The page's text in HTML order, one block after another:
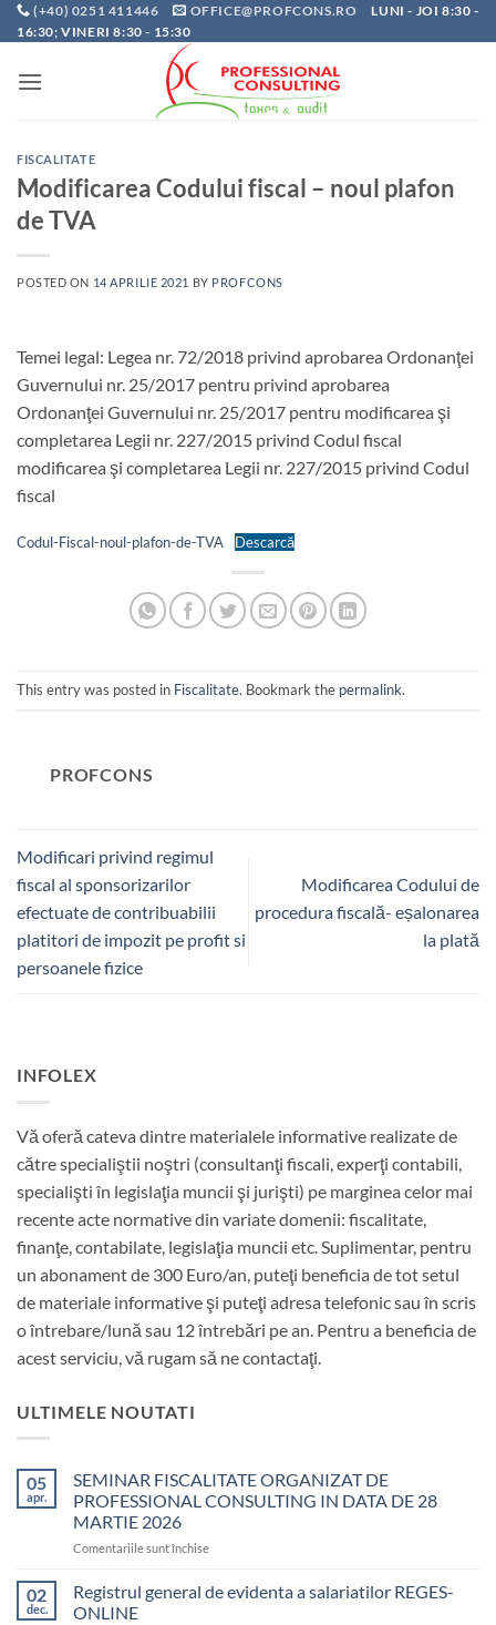
Skip
to
(+40) 0251 411446 OFFICE@PROFCONS.RO
LUNI - JOI 8:30 -
16:30; VINERI 8:30 - 15:30
FISCALITATE
Modificarea Codului fiscal – noul plafon
de TVA
POSTED ON 14 APRILIE 2021 BY PROFCONS
Temei legal: Legea nr. 72/2018 privind aprobarea Ordonanţei
Guvernului nr. 25/2017 pentru privind aprobarea
Ordonanţei Guvernului nr. 25/2017 pentru modificarea şi
completarea Legii nr. 227/2015 privind Codul fiscal
modificarea şi completarea Legii nr. 227/2015 privind Codul
fiscal
Codul-Fiscal-noul-plafon-de-TVA Descarcă
This entry was posted in Fiscalitate. Bookmark the permalink.
PROFCONS
Modificari privind regimul
fiscal al sponsorizarilor
efectuate de contribuabilii
platitori de impozit pe profit si
persoanele fizice
Modificarea Codului de
procedura fiscală- eșalonarea
la plată
INFOLEX
Vă oferă cateva dintre materialele informative realizate de
către specialiştii noştri (consultanţi fiscali, experţi contabili,
specialişti în legislaţia muncii şi jurişti) pe marginea celor mai
recente acte normative din variate domenii: fiscalitate,
finanţe, contabilate, legislaţia muncii etc. Suplimentar, pentru
un abonament de 300 Euro/an, puteţi beneficia de tot setul
de materiale informative şi puteţi adresa telefonic sau în scris
o întrebare/lună sau 12 întrebări pe an. Pentru a beneficia de
acest serviciu, vă rugam să ne contactaţi.
ULTIMELE NOUTATI
05
apr.
SEMINAR FISCALITATE ORGANIZAT DE
PROFESSIONAL CONSULTING IN DATA DE 28
MARTIE 2026
Comentariile sunt închisepentru
FISCALITATE
02
dec.
Registrul general de evidenta a salariatilor REGES-
ONLINE